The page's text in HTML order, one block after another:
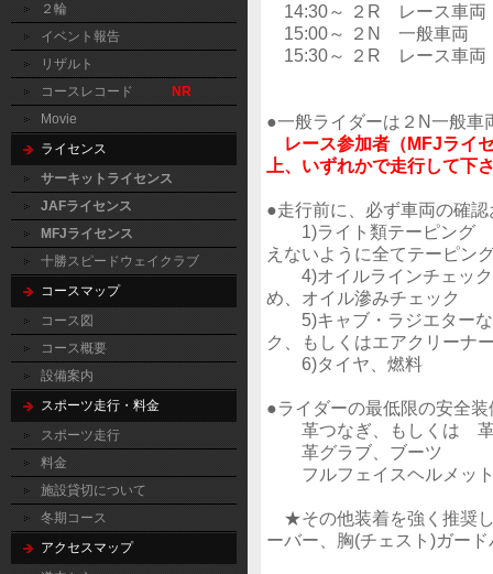
２輪
イベント報告
リザルト
コースレコード
NR
Movie
ライセンス
サーキットライセンス
JAFライセンス
MFJライセンス
十勝スピードウェイクラブ
コースマップ
コース図
コース概要
設備案内
スポーツ走行・料金
スポーツ走行
料金
施設貸切について
冬期コース
アクセスマップ
14:30～ ２R レース車両
15:00～ ２N 一般車両
15:30～ ２R レース車両
●一般ライダーは２N一般車
レース参加者（MFJライ
上、いずれかで走行して下
●走行前に、必ず車両の確
1)ライト類テーピング
えないように全てテーピン
4)オイルラインチェック
め、オイル滲みチェック
5)キャブ・ラジエターな
ク、もしくはエアクリーナ
6)タイヤ、燃料
●ライダーの最低限の安全装
革つなぎ、もしくは 革
革グラブ、ブーツ
フルフェイスヘルメッ
★その他装着を強く推奨
ーバー、胸(チェスト)ガー